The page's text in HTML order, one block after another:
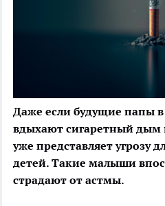
Даже если будущие папы в
вдыхают сигаретный дым
уже представляет угрозу
детей. Такие малыши
страдают от астмы.